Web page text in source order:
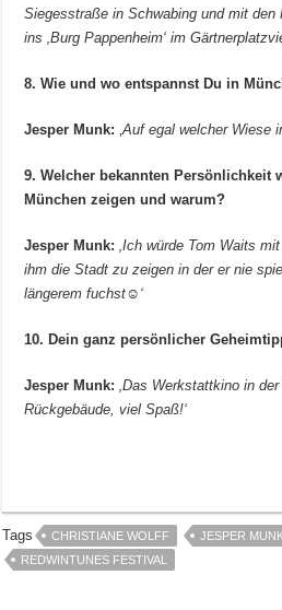
Siegesstraße in Schwabing und mit den
ins ‚Burg Pappenheim‘ im
8. Wie und wo entspannst Du in
Jesper Munk: ‚Auf egal welcher Wiese
9. Welcher bekannten Persönlichkeit
München zeigen und warum?
Jesper Munk: ‚Ich würde Tom Waits
ihm die Stadt zu zeigen in der er nie
längerem fuchst☺‘
10. Dein ganz persönlicher
Jesper Munk: ‚Das Werkstattkino in
Rückgebäude, viel Spaß!‘
Tags CHRISTIANE WOLFF JESPER
REDWINTUNES FESTIVAL